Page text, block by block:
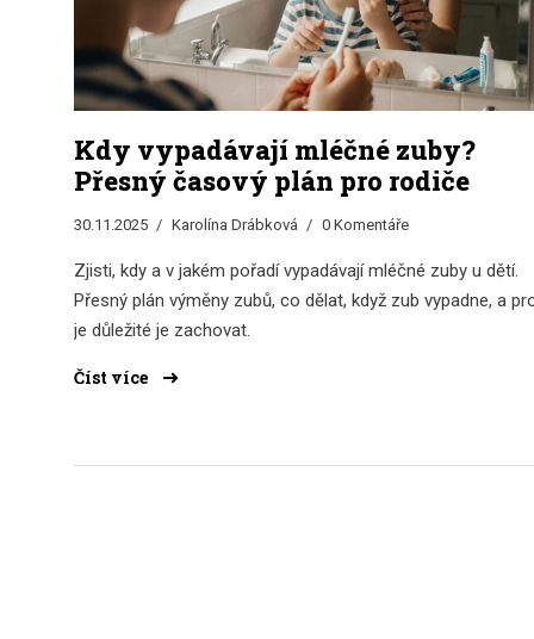
Kdy vypadávají mléčné zuby?
Přesný časový plán pro rodiče
30.11.2025 Karolína Drábková 0 Komentáře
Zjisti, kdy a v jakém pořadí vypadávají mléčné zuby u dětí.
Přesný plán výměny zubů, co dělat, když zub vypadne, a
je důležité je zachovat.
Číst více